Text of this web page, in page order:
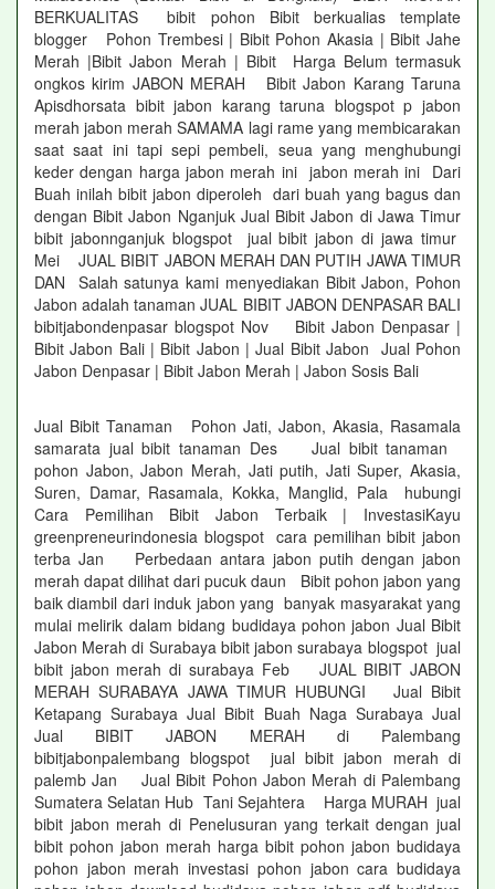
BERKUALITAS bibit pohon Bibit berkualias template
blogger Pohon Trembesi | Bibit Pohon Akasia | Bibit Jahe
Merah |Bibit Jabon Merah | Bibit Harga Belum termasuk
ongkos kirim JABON MERAH Bibit Jabon Karang Taruna
Apisdhorsata bibit jabon karang taruna blogspot p jabon
merah jabon merah SAMAMA lagi rame yang membicarakan
saat saat ini tapi sepi pembeli, seua yang menghubungi
keder dengan harga jabon merah ini jabon merah ini Dari
Buah inilah bibit jabon diperoleh dari buah yang bagus dan
dengan Bibit Jabon Nganjuk Jual Bibit Jabon di Jawa Timur
bibit jabonnganjuk blogspot jual bibit jabon di jawa timur
Mei JUAL BIBIT JABON MERAH DAN PUTIH JAWA TIMUR
DAN Salah satunya kami menyediakan Bibit Jabon, Pohon
Jabon adalah tanaman JUAL BIBIT JABON DENPASAR BALI
bibitjabondenpasar blogspot Nov Bibit Jabon Denpasar |
Bibit Jabon Bali | Bibit Jabon | Jual Bibit Jabon Jual Pohon
Jabon Denpasar | Bibit Jabon Merah | Jabon Sosis Bali
Jual Bibit Tanaman Pohon Jati, Jabon, Akasia, Rasamala
samarata jual bibit tanaman Des Jual bibit tanaman
pohon Jabon, Jabon Merah, Jati putih, Jati Super, Akasia,
Suren, Damar, Rasamala, Kokka, Manglid, Pala hubungi
Cara Pemilihan Bibit Jabon Terbaik | InvestasiKayu
greenpreneurindonesia blogspot cara pemilihan bibit jabon
terba Jan Perbedaan antara jabon putih dengan jabon
merah dapat dilihat dari pucuk daun Bibit pohon jabon yang
baik diambil dari induk jabon yang banyak masyarakat yang
mulai melirik dalam bidang budidaya pohon jabon Jual Bibit
Jabon Merah di Surabaya bibit jabon surabaya blogspot jual
bibit jabon merah di surabaya Feb JUAL BIBIT JABON
MERAH SURABAYA JAWA TIMUR HUBUNGI Jual Bibit
Ketapang Surabaya Jual Bibit Buah Naga Surabaya Jual
Jual BIBIT JABON MERAH di Palembang
bibitjabonpalembang blogspot jual bibit jabon merah di
palemb Jan Jual Bibit Pohon Jabon Merah di Palembang
Sumatera Selatan Hub Tani Sejahtera Harga MURAH jual
bibit jabon merah di Penelusuran yang terkait dengan jual
bibit pohon jabon merah harga bibit pohon jabon budidaya
pohon jabon merah investasi pohon jabon cara budidaya